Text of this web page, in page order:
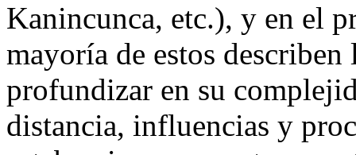
Kanincunca, etc.), y en el
mayoría de estos
profundizar en su
distancia, influencias y